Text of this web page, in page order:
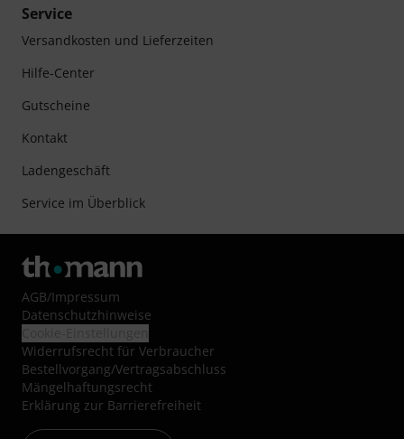
Service
Versandkosten und Lieferzeiten
Hilfe-Center
Gutscheine
Kontakt
Ladengeschäft
Service im Überblick
AGB/Impressum
Datenschutzhinweise
Widerrufsrecht für Verbraucher
Bestellvorgang/Vertragsabschluss
Mängelhaftungsrecht
Erklärung zur Barrierefreiheit